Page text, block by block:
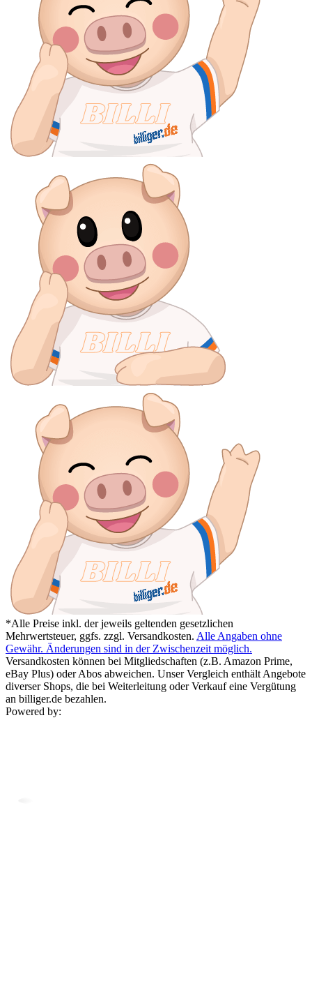
*Alle Preise inkl. der jeweils geltenden gesetzlichen
Mehrwertsteuer, ggfs. zzgl. Versandkosten. Alle Angaben ohne
Gewähr. Änderungen sind in der Zwischenzeit möglich.
Versandkosten können bei Mitgliedschaften (z.B. Amazon Prime,
eBay Plus) oder Abos abweichen. Unser Vergleich enthält Angebote
diverser Shops, die bei Weiterleitung oder Verkauf eine Vergütung
an billiger.de bezahlen.
Powered by: